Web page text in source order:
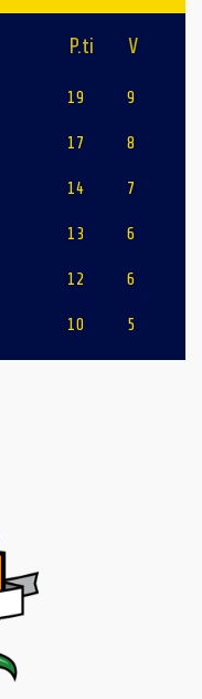
P.ti V
19 9
17 8
14 7
13 6
12 6
10 5